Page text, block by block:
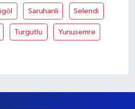
Saruhanli Selendi
Turgutlu Yunusemre